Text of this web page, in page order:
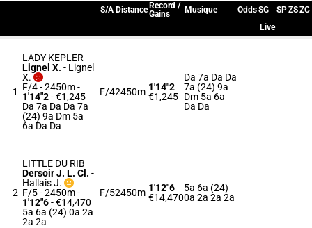
S/A Distance Record /
Gains
Musique OddsSG SPZSZC
Live
1
LADY KEPLER
Lignel X. - Lignel
X.
F/4 - 2450m-
1'14"2- €1,245
Da 7a Da Da 7a
(24) 9a Dm 5a
6a Da Da
F/42450m 1'14"2
€1,245
Da 7a Da Da
7a (24) 9a
Dm 5a 6a
Da Da
2
LITTLE DU RIB
Dersoir J. L. Cl. -
Hallais J.
F/5 - 2450m-
1'12"6- €14,470
5a 6a (24) 0a 2a
2a 2a
F/52450m 1'12"6
€14,470
5a 6a (24)
0a 2a 2a 2a